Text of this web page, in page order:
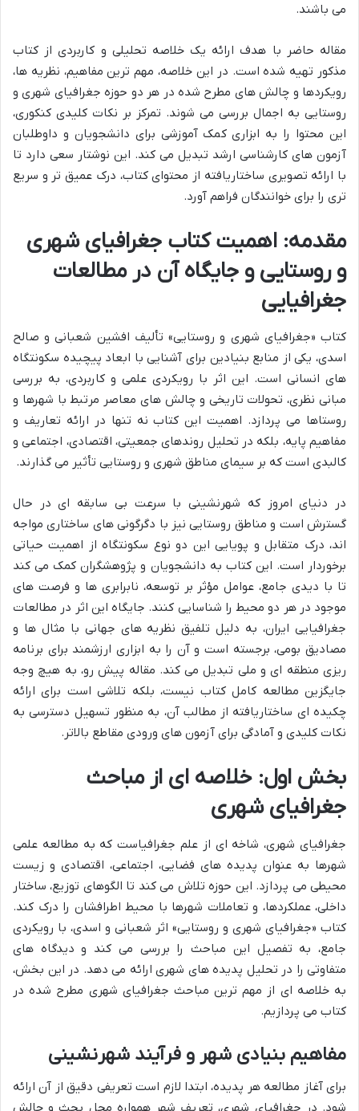
می باشند.
مقاله حاضر با هدف ارائه یک خلاصه تحلیلی و کاربردی از کتاب
مذکور تهیه شده است. در این خلاصه، مهم ترین مفاهیم، نظریه ها،
رویکردها و چالش های مطرح شده در هر دو حوزه جغرافیای شهری و
روستایی به اجمال بررسی می شوند. تمرکز بر نکات کلیدی کنکوری،
این محتوا را به ابزاری کمک آموزشی برای دانشجویان و داوطلبان
آزمون های کارشناسی ارشد تبدیل می کند. این نوشتار سعی دارد تا
با ارائه تصویری ساختاریافته از محتوای کتاب، درک عمیق تر و سریع
تری را برای خوانندگان فراهم آورد.
مقدمه: اهمیت کتاب جغرافیای شهری
و روستایی و جایگاه آن در مطالعات
جغرافیایی
کتاب «جغرافیای شهری و روستایی» تألیف افشین شعبانی و صالح
اسدی، یکی از منابع بنیادین برای آشنایی با ابعاد پیچیده سکونتگاه
های انسانی است. این اثر با رویکردی علمی و کاربردی، به بررسی
مبانی نظری، تحولات تاریخی و چالش های معاصر مرتبط با شهرها و
روستاها می پردازد. اهمیت این کتاب نه تنها در ارائه تعاریف و
مفاهیم پایه، بلکه در تحلیل روندهای جمعیتی، اقتصادی، اجتماعی و
کالبدی است که بر سیمای مناطق شهری و روستایی تأثیر می گذارند.
در دنیای امروز که شهرنشینی با سرعت بی سابقه ای در حال
گسترش است و مناطق روستایی نیز با دگرگونی های ساختاری مواجه
اند، درک متقابل و پویایی این دو نوع سکونتگاه از اهمیت حیاتی
برخوردار است. این کتاب به دانشجویان و پژوهشگران کمک می کند
تا با دیدی جامع، عوامل مؤثر بر توسعه، نابرابری ها و فرصت های
موجود در هر دو محیط را شناسایی کنند. جایگاه این اثر در مطالعات
جغرافیایی ایران، به دلیل تلفیق نظریه های جهانی با مثال ها و
مصادیق بومی، برجسته است و آن را به ابزاری ارزشمند برای برنامه
ریزی منطقه ای و ملی تبدیل می کند. مقاله پیش رو، به هیچ وجه
جایگزین مطالعه کامل کتاب نیست، بلکه تلاشی است برای ارائه
چکیده ای ساختاریافته از مطالب آن، به منظور تسهیل دسترسی به
نکات کلیدی و آمادگی برای آزمون های ورودی مقاطع بالاتر.
بخش اول: خلاصه ای از مباحث
جغرافیای شهری
جغرافیای شهری، شاخه ای از علم جغرافیاست که به مطالعه علمی
شهرها به عنوان پدیده های فضایی، اجتماعی، اقتصادی و زیست
محیطی می پردازد. این حوزه تلاش می کند تا الگوهای توزیع، ساختار
داخلی، عملکردها، و تعاملات شهرها با محیط اطرافشان را درک کند.
کتاب «جغرافیای شهری و روستایی» اثر شعبانی و اسدی، با رویکردی
جامع، به تفصیل این مباحث را بررسی می کند و دیدگاه های
متفاوتی را در تحلیل پدیده های شهری ارائه می دهد. در این بخش،
به خلاصه ای از مهم ترین مباحث جغرافیای شهری مطرح شده در
کتاب می پردازیم.
مفاهیم بنیادی شهر و فرآیند شهرنشینی
برای آغاز مطالعه هر پدیده، ابتدا لازم است تعریفی دقیق از آن ارائه